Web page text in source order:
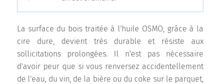
La surface du bois traitée à l'huile OSMO, grâce à la
cire dure, devient très durable et résiste aux
sollicitations prolongées. Il n'est pas nécessaire
d'avoir peur que si vous renversez accidentellement
de l'eau, du vin, de la bière ou du coke sur le parquet,